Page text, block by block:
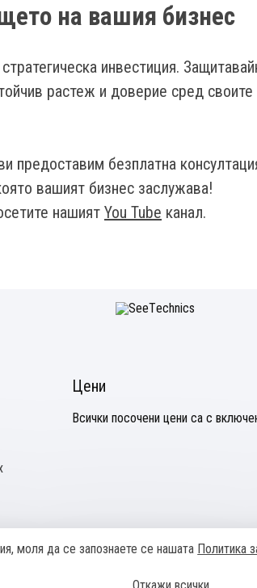
на вашия бизнес
инвестиция.
растеж и доверие сред
предоставим безплатна
вашият бизнес заслужава!
нашият You Tube канал.
Цени
Всички посочени цени са с
моля да се запознаете се нашaтa Политика